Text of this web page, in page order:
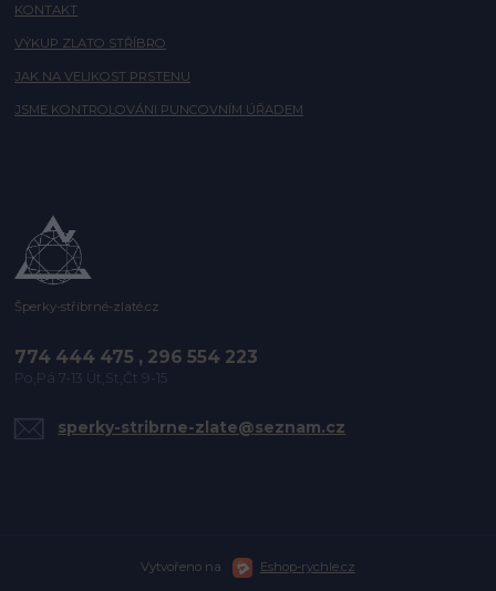
KONTAKT
VÝKUP ZLATO STŘÍBRO
JAK NA VELIKOST PRSTENU
JSME KONTROLOVÁNI PUNCOVNÍM ÚŘADEM
Šperky-stříbrné-zlaté.cz
774 444 475 , 296 554 223
Po,Pá 7-13 Út,St,Čt 9-15
sperky-stribrne-zlate@seznam.cz
Vytvořeno na Eshop-rychle.cz